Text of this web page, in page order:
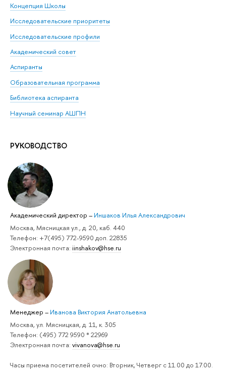
Концепция Школы
Исследовательские приоритеты
Исследовательские профили
Академический совет
Аспиранты
Образовательная программа
Библиотека аспиранта
Научный семинар АШПН
РУКОВОДСТВО
Академический директор – Иншаков Илья Александрович
Москва, Мясницкая ул., д. 20, каб. 440
Телефон: +7(495) 772-9590 доп. 22835
Электронная почта: iinshakov@hse.ru
Менеджер – Иванова Виктория Анатольевна
Москва, ул. Мясницкая, д. 11, к. 305
Телефон: (495) 772 9590 * 22969
Электронная почта: vivanova@hse.ru
Часы приема посетителей очно: Вторник, Четверг с 11.00 до 17.00.